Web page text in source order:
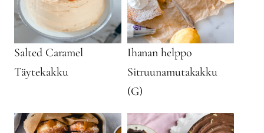
Salted Caramel
Täytekakku
Ihanan helppo
Sitruunamutakakku
(G)